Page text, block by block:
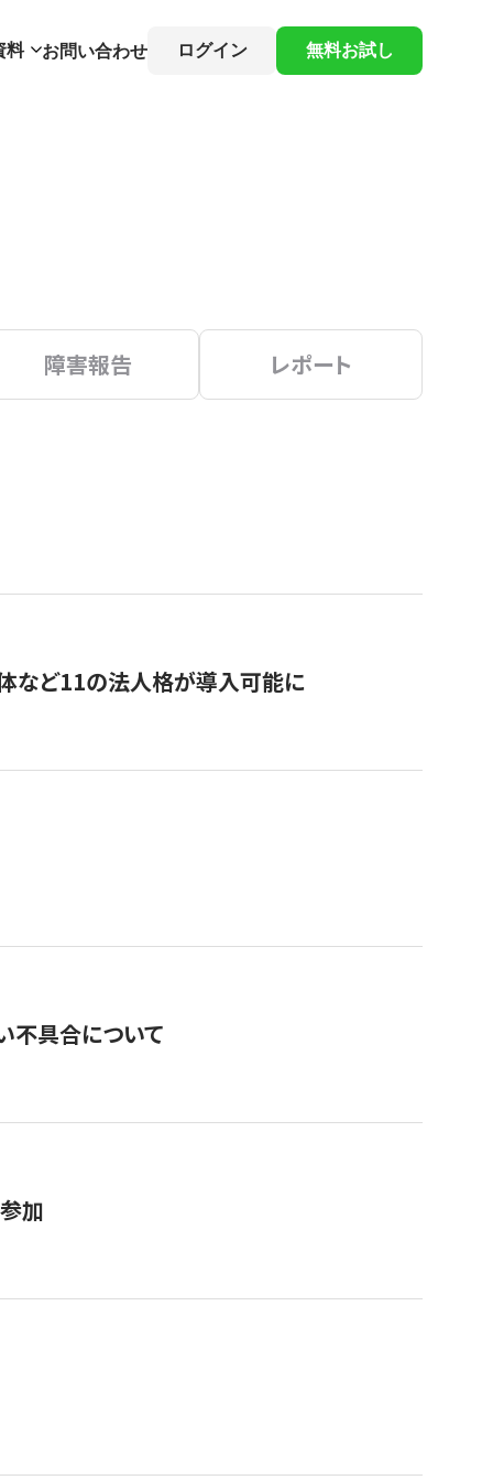
料 お問い合わせ ログイン 無料お試し
障害報告 レポート
体など11の法人格が導入可能に
不具合について
加